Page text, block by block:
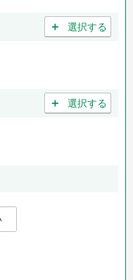
＋ 選択する
＋ 選択する